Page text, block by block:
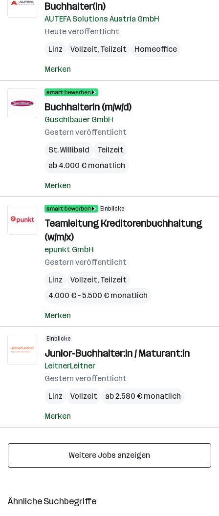
Buchhalter(in)
AUTEFA Solutions Austria GmbH
Heute veröffentlicht
Linz
Vollzeit, Teilzeit Homeoffice
Merken
BuchhalterIn (m/w/d)
Guschlbauer GmbH
Gestern veröffentlicht
St. Willibald
Teilzeit
ab 4.000 € monatlich
Merken
Einblicke
Teamleitung Kreditorenbuchhaltung
(w/m/x)
epunkt GmbH
Gestern veröffentlicht
Linz
Vollzeit, Teilzeit
4.000 € – 5.500 € monatlich
Merken
Einblicke
Junior-Buchhalter:in / Maturant:in
LeitnerLeitner
Gestern veröffentlicht
Linz
Vollzeit ab 2.580 € monatlich
Merken
Weitere Jobs anzeigen
Ähnliche Suchbegriffe